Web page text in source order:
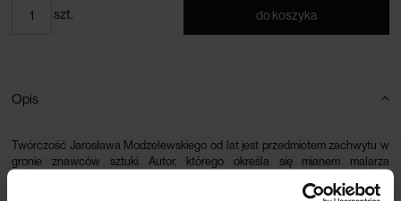
szt. do koszyka
Opis
Twórczość Jarosława Modzelewskiego od lat jest przedmiotem zachwytu w
gronie znawców sztuki. Autor, którego określa się mianem malarza
nadzwyczajny obraz. Uproszczone, wręcz schematyczne kompozycje tak